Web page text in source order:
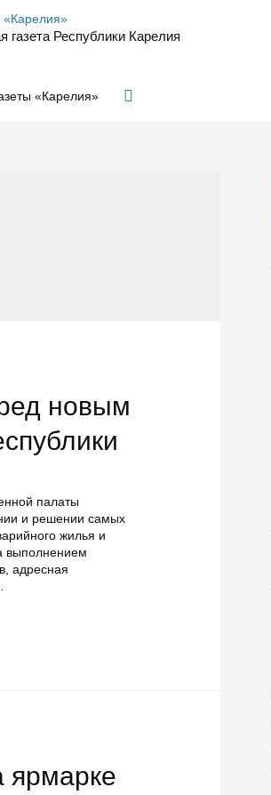
газета Республики Карелия
«Карелия» Поиск
новым
палаты
и решении самых
жилья и
выполнением
адресная
ярмарке